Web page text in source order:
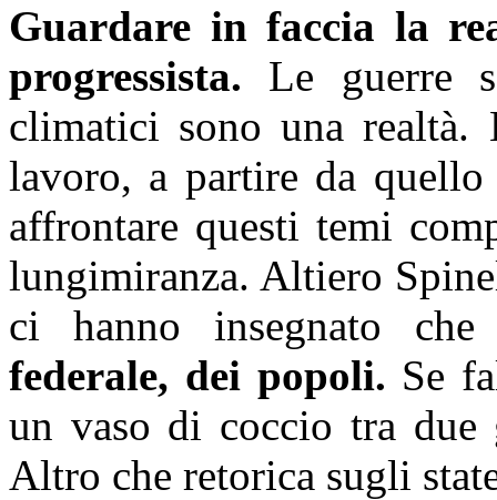
Guardare in faccia la
progressista. Le guerre
climatici sono una
lavoro, a partire da
affrontare questi temi
lungimiranza. Altiero
ci hanno insegnato
federale, dei popoli. Se
un vaso di coccio tra
Altro che retorica sugli